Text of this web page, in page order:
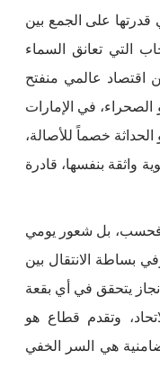
قدرتها على الجمع بين
التي تعانق السماء
اقتصاد عالمي منفتح
في الإمارات
الحداثة خصماً للأصالة،
واثقة بنفسها، قادرة
فحسب، بل شعور يومي
بساطة الانتقال بين
يتحقق في أي بقعة
وتقدم قطاع هو
هي السر الخفي